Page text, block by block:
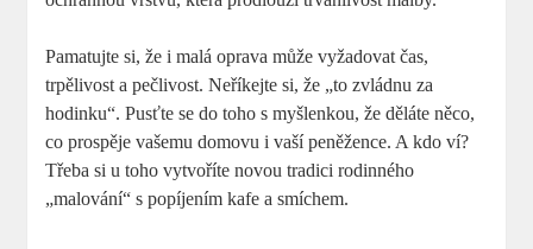
Pamatujte si, že i malá oprava může vyžadovat čas,
trpělivost a pečlivost. Neříkejte si, že „to zvládnu za
hodinku“. Pusťte se do toho s myšlenkou, že děláte něco,
co prospěje vašemu domovu i vaší peněžence. A kdo ví?
Třeba si u toho vytvoříte novou tradici rodinného
„malování“ s popíjením kafe a smíchem.